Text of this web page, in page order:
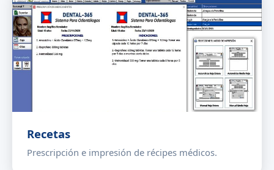
Recetas
Prescripción e impresión de récipes médicos.